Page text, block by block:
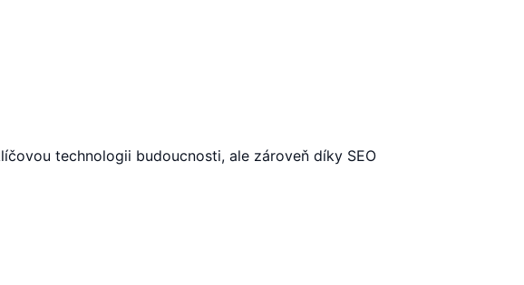
technologii budoucnosti, ale zároveň díky SEO